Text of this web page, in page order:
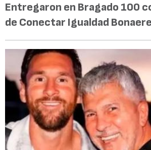
Entregaron en Bragado 100
de Conectar Igualdad